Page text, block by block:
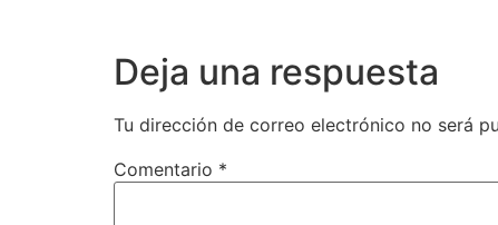
Deja una respuesta
Tu dirección de correo electrónico no será
Comentario *